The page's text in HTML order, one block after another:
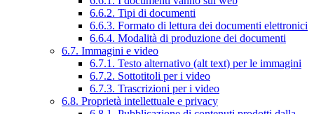
6.6.2. Tipi di documenti
6.6.3. Formato di lettura dei documenti elettronici
6.6.4. Modalità di produzione dei documenti
6.7. Immagini e video
6.7.1. Testo alternativo (alt text) per le immagini
6.7.2. Sottotitoli per i video
6.7.3. Trascrizioni per i video
6.8. Proprietà intellettuale e privacy